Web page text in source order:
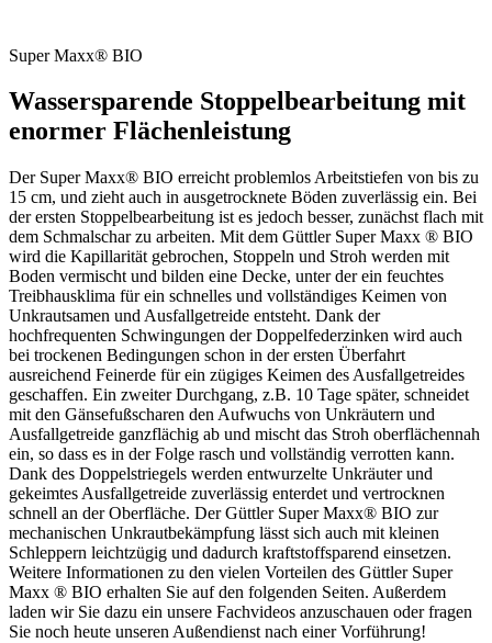
Super Maxx® BIO
Wassersparende Stoppelbearbeitung mit
enormer Flächenleistung
Der Super Maxx® BIO erreicht problemlos Arbeitstiefen von bis zu
15 cm, und zieht auch in ausgetrocknete Böden zuverlässig ein. Bei
der ersten Stoppelbearbeitung ist es jedoch besser, zunächst flach mit
dem Schmalschar zu arbeiten. Mit dem Güttler Super Maxx ® BIO
wird die Kapillarität gebrochen, Stoppeln und Stroh werden mit
Boden vermischt und bilden eine Decke, unter der ein feuchtes
Treibhausklima für ein schnelles und vollständiges Keimen von
Unkrautsamen und Ausfallgetreide entsteht. Dank der
hochfrequenten Schwingungen der Doppelfederzinken wird auch
bei trockenen Bedingungen schon in der ersten Überfahrt
ausreichend Feinerde für ein zügiges Keimen des Ausfallgetreides
geschaffen. Ein zweiter Durchgang, z.B. 10 Tage später, schneidet
mit den Gänsefußscharen den Aufwuchs von Unkräutern und
Ausfallgetreide ganzflächig ab und mischt das Stroh oberflächennah
ein, so dass es in der Folge rasch und vollständig verrotten kann.
Dank des Doppelstriegels werden entwurzelte Unkräuter und
gekeimtes Ausfallgetreide zuverlässig enterdet und vertrocknen
schnell an der Oberfläche. Der Güttler Super Maxx® BIO zur
mechanischen Unkrautbekämpfung lässt sich auch mit kleinen
Schleppern leichtzügig und dadurch kraftstoffsparend einsetzen.
Weitere Informationen zu den vielen Vorteilen des Güttler Super
Maxx ® BIO erhalten Sie auf den folgenden Seiten. Außerdem
laden wir Sie dazu ein unsere Fachvideos anzuschauen oder fragen
Sie noch heute unseren Außendienst nach einer Vorführung!